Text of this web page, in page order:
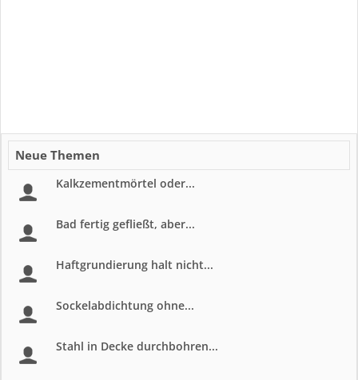
Neue Themen
Kalkzementmörtel oder...
Bad fertig gefließt, aber...
Haftgrundierung halt nicht...
Sockelabdichtung ohne...
Stahl in Decke durchbohren...